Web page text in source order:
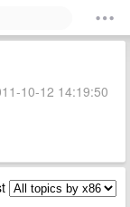
10-12 14:19:50